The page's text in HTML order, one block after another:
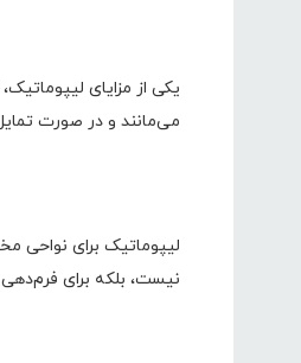
یکی از مزایای
می‌مانند و در صورت
لیپوماتیک برای نواحی
نیست، بلکه برای